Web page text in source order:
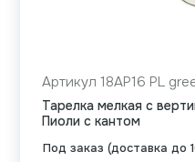
Под заказ (доставка до
Артикул 18AP16 PL
Тарелка мелкая с
Пиоли с кантом